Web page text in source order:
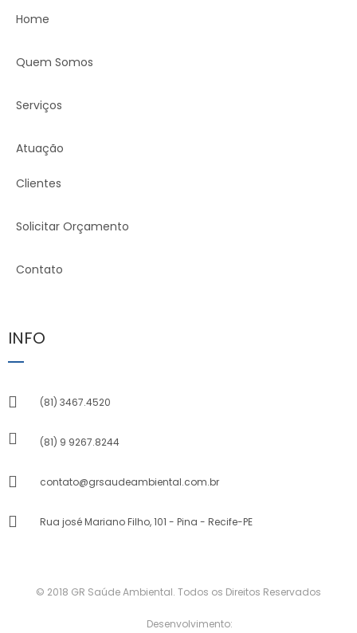
Home
Quem Somos
Serviços
Atuação
Clientes
Solicitar Orçamento
Contato
INFO
(81) 3467.4520
(81) 9 9267.8244
contato@grsaudeambiental.com.br
Rua josé Mariano Filho, 101 - Pina - Recife-PE
© 2018 GR Saúde Ambiental. Todos os Direitos Reservados
Desenvolvimento: